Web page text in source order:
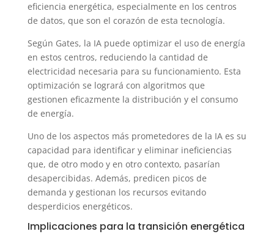
eficiencia energética, especialmente en los centros
de datos, que son el corazón de esta tecnología.
Según Gates, la IA puede optimizar el uso de energía
en estos centros, reduciendo la cantidad de
electricidad necesaria para su funcionamiento. Esta
optimización se logrará con algoritmos que
gestionen eficazmente la distribución y el consumo
de energía.
Uno de los aspectos más prometedores de la IA es su
capacidad para identificar y eliminar ineficiencias
que, de otro modo y en otro contexto, pasarían
desapercibidas. Además, predicen picos de
demanda y gestionan los recursos evitando
desperdicios energéticos.
Implicaciones para la transición energética